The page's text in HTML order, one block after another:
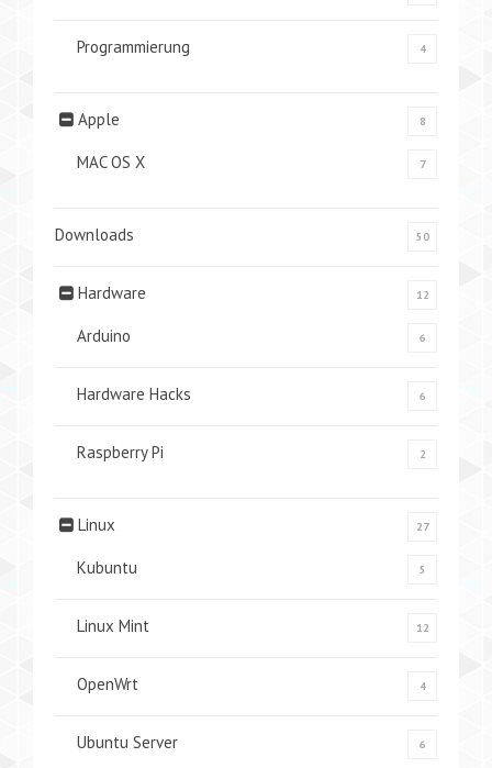
Programmierung 4
Apple 8
MAC OS X 7
Downloads 50
Hardware 12
Arduino 6
Hardware Hacks 6
Raspberry Pi 2
Linux 27
Kubuntu 5
Linux Mint 12
OpenWrt 4
Ubuntu Server 6